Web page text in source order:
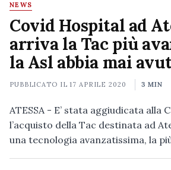
NEWS
Covid Hospital ad
arriva la Tac più
la Asl abbia mai
PUBBLICATO IL17 APRILE 2020 3 MIN
ATESSA - E’ stata aggiudicata alla
l’acquisto della Tac destinata ad
una tecnologia avanzatissima, la